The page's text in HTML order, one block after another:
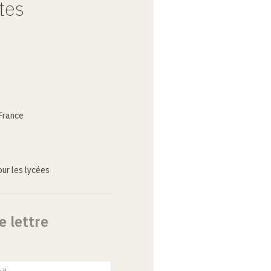
les lycées
lettre